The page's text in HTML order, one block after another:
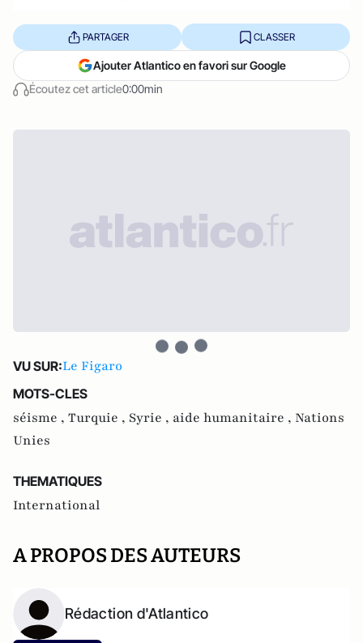
Écoutez cet article0:00min
PARTAGER CLASSER
Ajouter Atlantico en favori sur Google
VU SUR:Le Figaro
MOTS-CLES
séisme , Turquie , Syrie , aide humanitaire , Nations
Unies
THEMATIQUES
International
A PROPOS DES AUTEURS
Rédaction d'Atlantico